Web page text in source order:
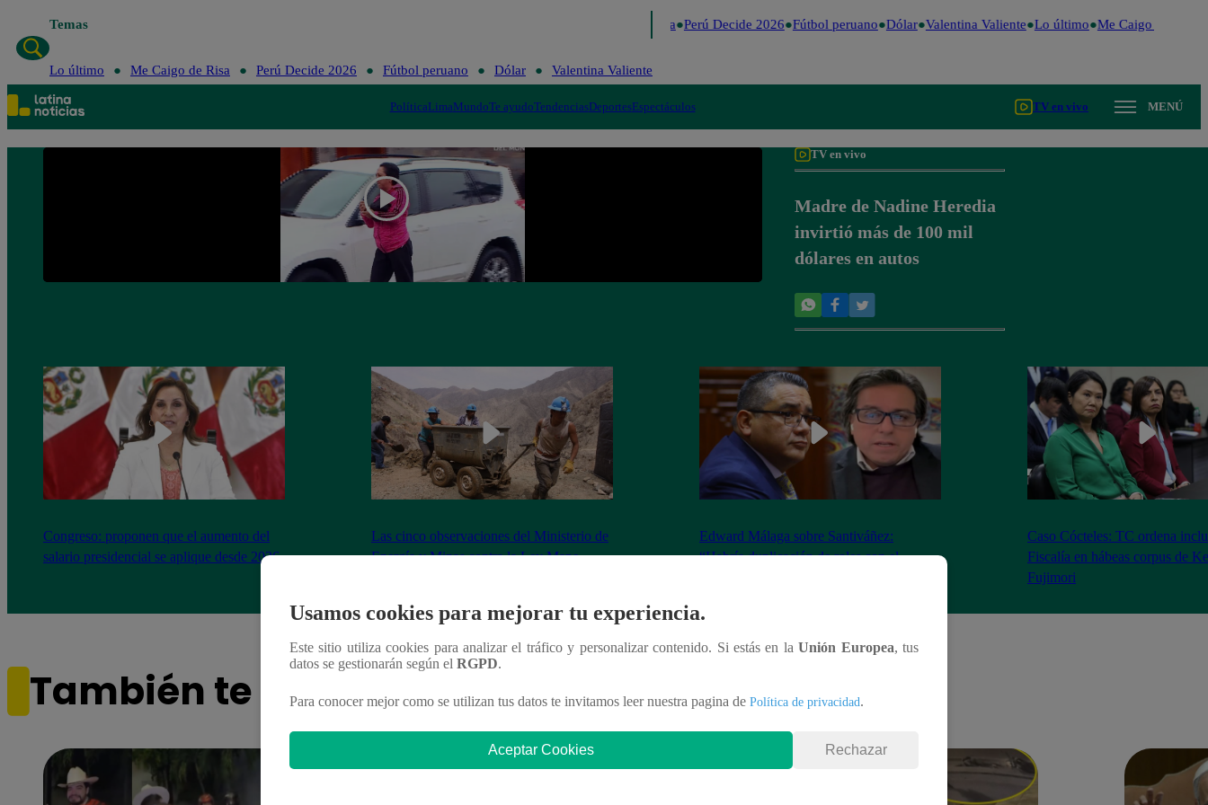
Temas Perú Decide 2026 Fútbol peruano Dólar Valentina Valiente Lo último Me Caigo de Risa
Lo último Me Caigo de Risa Perú Decide 2026 Fútbol peruano Dólar Valentina Valiente
PolíticaLimaMundoTe ayudoTendenciasDeportesEspectáculos TV en vivo MENÚ
TV en vivo
Madre de Nadine Heredia
invirtió más de 100 mil
dólares en autos
Congreso: proponen que el aumento del
salario presidencial se aplique desde 2026
Las cinco observaciones del Ministerio de
Energía y Minas contra la Ley Mape
Edward Málaga sobre Santiváñez:
“Habría duplicación de roles con el
Caso Cócteles: TC ordena
Fiscalía en hábeas corpus de
Fujimori
También te puede interesar
Usamos cookies para mejorar tu experiencia.
Este sitio utiliza cookies para analizar el tráfico y personalizar contenido. Si estás en laUnión Europea, tus
datos se gestionarán según el RGPD.
Para conocer mejor como se utilizan tus datos te invitamos leer nuestra pagina de Política de privacidad.
Aceptar Cookies Rechazar